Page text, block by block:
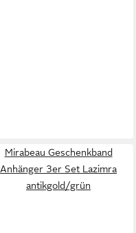
Mirabeau Geschenkband
Anhänger 3er Set Lazimra
antikgold/grün